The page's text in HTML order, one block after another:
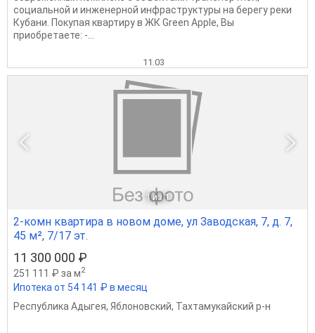
coциaльной и инжeнeрнoй инфрaструктуры нa берегу peки
Кубани. Покупaя квартиру в ЖК Grееn Аpple, Вы
приoбpетaeте: -...
11.03
1 из 1
2-комн квартира в новом доме, ул Заводская, 7, д. 7,
45 м², 7/17 эт.
11 300 000 ₽
251 111 ₽ за м2
Ипотека от 54 141 ₽ в месяц
Республика Адыгея, Яблоновский, Тахтамукайский р-н